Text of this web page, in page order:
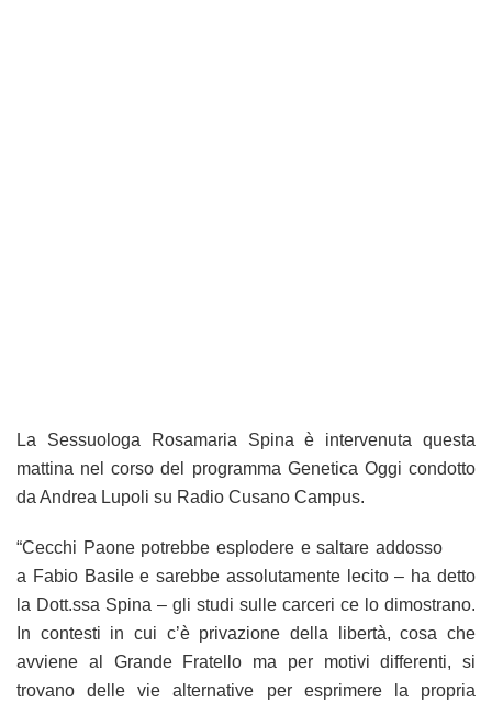
La Sessuologa Rosamaria Spina è intervenuta questa
mattina nel corso del programma Genetica Oggi condotto
da Andrea Lupoli su Radio Cusano Campus.
“Cecchi Paone potrebbe esplodere e saltare addosso
a Fabio Basile e sarebbe assolutamente lecito – ha detto
la Dott.ssa Spina – gli studi sulle carceri ce lo dimostrano.
In contesti in cui c’è privazione della libertà, cosa che
avviene al Grande Fratello ma per motivi differenti, si
trovano delle vie alternative per esprimere la propria